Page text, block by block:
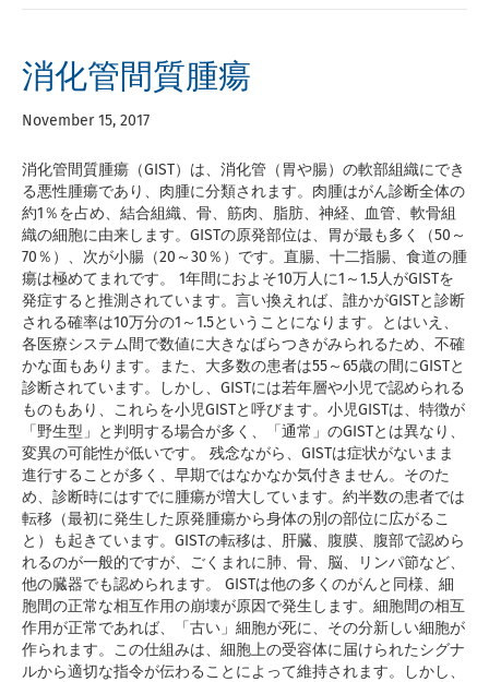
消化管間質腫瘍
November 15, 2017
消化管間質腫瘍（GIST）は、消化管（胃や腸）の軟部組織にでき
る悪性腫瘍であり、肉腫に分類されます。肉腫はがん診断全体の
約1％を占め、結合組織、骨、筋肉、脂肪、神経、血管、軟骨組
織の細胞に由来します。GISTの原発部位は、胃が最も多く（50～
70％）、次が小腸（20～30％）です。直腸、十二指腸、食道の腫
瘍は極めてまれです。 1年間におよそ10万人に1～1.5人がGISTを
発症すると推測されています。言い換えれば、誰かがGISTと診断
される確率は10万分の1～1.5ということになります。とはいえ、
各医療システム間で数値に大きなばらつきがみられるため、不確
かな面もあります。また、大多数の患者は55～65歳の間にGISTと
診断されています。しかし、GISTには若年層や小児で認められる
ものもあり、これらを小児GISTと呼びます。小児GISTは、特徴が
「野生型」と判明する場合が多く、「通常」のGISTとは異なり、
変異の可能性が低いです。 残念ながら、GISTは症状がないまま
進行することが多く、早期ではなかなか気付きません。そのた
め、診断時にはすでに腫瘍が増大しています。約半数の患者では
転移（最初に発生した原発腫瘍から身体の別の部位に広がるこ
と）も起きています。GISTの転移は、肝臓、腹膜、腹部で認めら
れるのが一般的ですが、ごくまれに肺、骨、脳、リンパ節など、
他の臓器でも認められます。 GISTは他の多くのがんと同様、細
胞間の正常な相互作用の崩壊が原因で発生します。細胞間の相互
作用が正常であれば、「古い」細胞が死に、その分新しい細胞が
作られます。この仕組みは、細胞上の受容体に届けられたシグナ
ルから適切な指令が伝わることによって維持されます。しかし、